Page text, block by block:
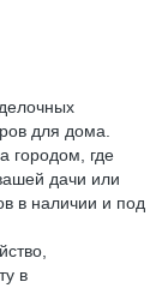
для дома.
городом, где
дачи или
в наличии и под
в